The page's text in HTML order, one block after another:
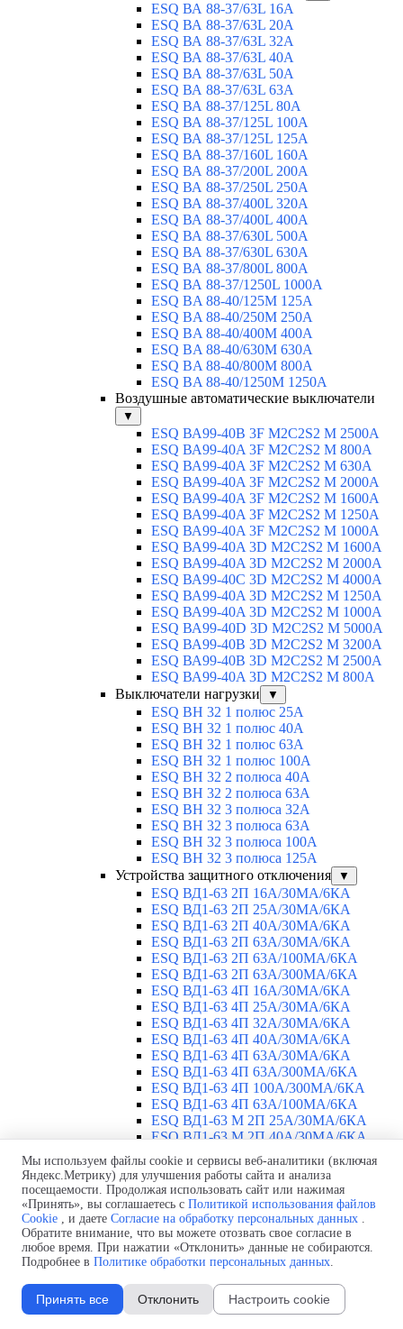
ESQ ВА 88-37/63L 16A
ESQ ВА 88-37/63L 20A
ESQ ВА 88-37/63L 32A
ESQ ВА 88-37/63L 40A
ESQ ВА 88-37/63L 50A
ESQ ВА 88-37/63L 63A
ESQ ВА 88-37/125L 80A
ESQ ВА 88-37/125L 100A
ESQ ВА 88-37/125L 125A
ESQ ВА 88-37/160L 160A
ESQ ВА 88-37/200L 200A
ESQ ВА 88-37/250L 250A
ESQ ВА 88-37/400L 320A
ESQ ВА 88-37/400L 400A
ESQ ВА 88-37/630L 500A
ESQ ВА 88-37/630L 630A
ESQ ВА 88-37/800L 800A
ESQ ВА 88-37/1250L 1000A
ESQ BA 88-40/125M 125A
ESQ BA 88-40/250M 250A
ESQ BA 88-40/400M 400A
ESQ BA 88-40/630М 630A
ESQ BA 88-40/800M 800A
ESQ BA 88-40/1250М 1250A
Воздушные автоматические выключатели
▼
ESQ ВА99-40B 3F M2C2S2 M 2500A
ESQ ВА99-40A 3F M2C2S2 М 800A
ESQ ВА99-40A 3F M2C2S2 М 630A
ESQ ВА99-40A 3F M2C2S2 М 2000A
ESQ ВА99-40A 3F M2C2S2 М 1600A
ESQ ВА99-40A 3F M2C2S2 М 1250A
ESQ ВА99-40A 3F M2C2S2 М 1000A
ESQ ВА99-40A 3D M2C2S2 M 1600A
ESQ ВА99-40A 3D M2C2S2 M 2000A
ESQ ВА99-40C 3D M2C2S2 M 4000A
ESQ ВА99-40A 3D M2C2S2 M 1250A
ESQ ВА99-40A 3D M2C2S2 M 1000A
ESQ ВА99-40D 3D M2C2S2 M 5000A
ESQ ВА99-40B 3D M2C2S2 M 3200A
ESQ ВА99-40B 3D M2C2S2 M 2500A
ESQ ВА99-40A 3D M2C2S2 M 800A
Выключатели нагрузки
▼
ESQ ВН 32 1 полюс 25А
ESQ ВН 32 1 полюс 40А
ESQ ВН 32 1 полюс 63А
ESQ ВН 32 1 полюс 100A
ESQ ВН 32 2 полюса 40А
ESQ ВН 32 2 полюса 63А
ESQ ВН 32 3 полюса 32А
ESQ ВН 32 3 полюса 63А
ESQ ВН 32 3 полюса 100А
ESQ ВН 32 3 полюса 125А
Устройства защитного отключения
▼
ESQ ВД1-63 2П 16А/30МА/6КА
ESQ ВД1-63 2П 25А/30МА/6КА
ESQ ВД1-63 2П 40А/30МА/6КА
ESQ ВД1-63 2П 63А/30МА/6КА
ESQ ВД1-63 2П 63А/100МА/6КА
ESQ ВД1-63 2П 63А/300МА/6КА
ESQ ВД1-63 4П 16А/30МА/6КА
ESQ ВД1-63 4П 25А/30МА/6КА
ESQ ВД1-63 4П 32А/30МА/6КА
ESQ ВД1-63 4П 40А/30МА/6КА
ESQ ВД1-63 4П 63А/30МА/6КА
ESQ ВД1-63 4П 63А/300МА/6КА
ESQ ВД1-63 4П 100А/300МА/6КА
ESQ ВД1-63 4П 63А/100MA/6КА
ESQ ВД1-63 M 2П 25А/30МА/6КА
ESQ ВД1-63 M 2П 40А/30МА/6КА
ESQ ВД1-63 M 2П 63А/300МА/6КА
Автоматические выключатели ▼
ESQ ВА 47-29 1П 2А
ESQ ВА 47-29 1П 3А
ESQ ВА 47-29 1П 4А
ESQ ВА 47-29 1П 6А
ESQ ВА 47-29 1П 10А
ESQ ВА 47-29 1П 16А
ESQ ВА 47-29 1П 20А
ESQ ВА 47-29 1П 25А
ESQ ВА 47-29 1П 32А
Мы используем файлы cookie и сервисы веб-аналитики (включая
Яндекс.Метрику) для улучшения работы сайта и анализа
посещаемости. Продолжая использовать сайт или нажимая
«Принять», вы соглашаетесь с Политикой использования файлов
Cookie , и даете Согласие на обработку персональных данных .
Обратите внимание, что вы можете отозвать свое согласие в
любое время. При нажатии «Отклонить» данные не собираются.
Подробнее в Политике обработки персональных данных.
Принять все Отклонить Настроить cookie